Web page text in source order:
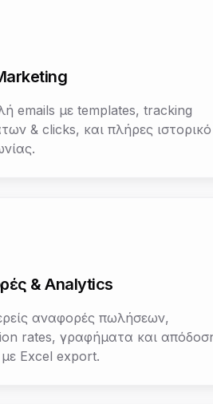
emails με templates, tracking
& clicks, και πλήρες ιστορικό
& Analytics
αναφορές πωλήσεων,
rates, γραφήματα και
Excel export.